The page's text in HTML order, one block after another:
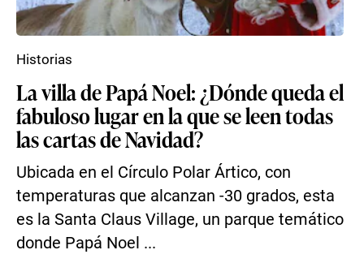
La villa de Papá Noel: ¿Dónde queda el
fabuloso lugar en la que se leen todas
las cartas de Navidad?
Ubicada en el Círculo Polar Ártico, con
temperaturas que alcanzan -30 grados, esta
es la Santa Claus Village, un parque temático
donde Papá Noel ...
Historias